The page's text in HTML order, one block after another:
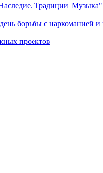
Традиции. Музыка"
борьбы с наркоманией и
проектов